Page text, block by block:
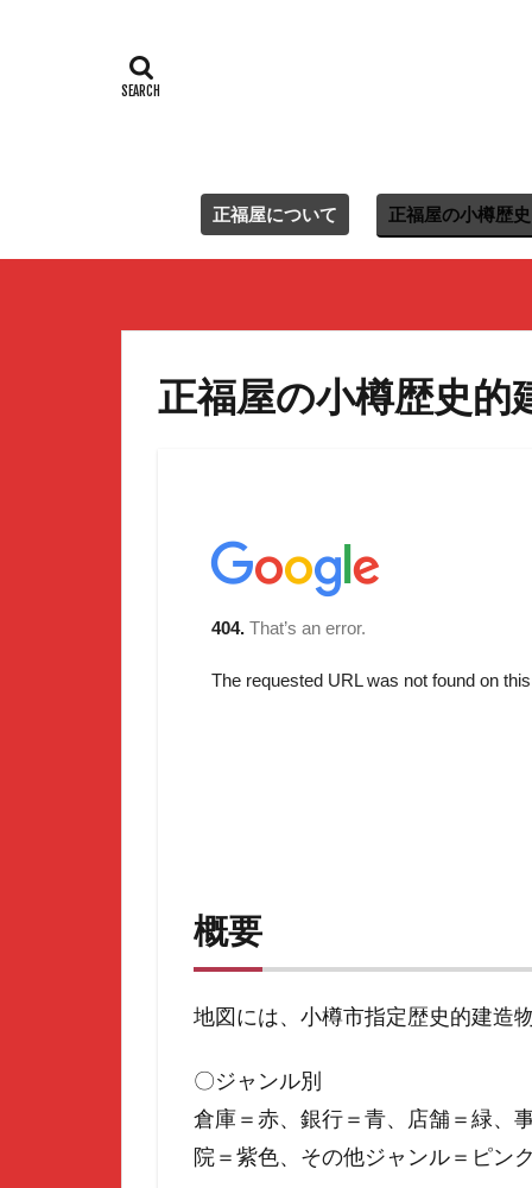
正福屋について 正福屋の小樽歴
正福屋の小樽歴史的
概要
地図には、小樽市指定歴史的建造
〇ジャンル別
倉庫＝赤、銀行＝青、店舗＝緑、
院＝紫色、その他ジャンル＝ピン